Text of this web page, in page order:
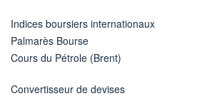
Indices boursiers internationaux
Palmarès Bourse
Cours du Pétrole (Brent)
Convertisseur de devises